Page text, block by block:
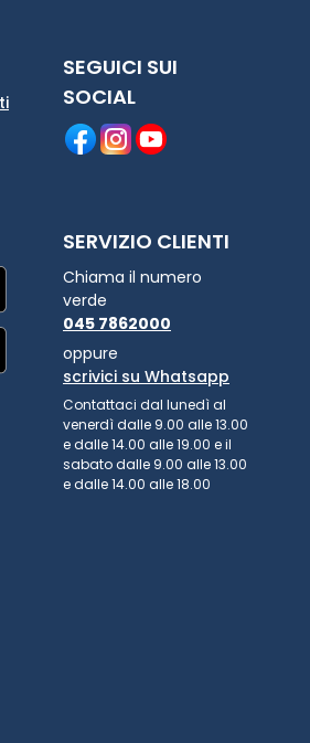
SEGUICI SUI
SOCIAL
SERVIZIO CLIENTI
Chiama il numero
verde
045 7862000
oppure
scrivici su Whatsapp
Contattaci dal lunedì al
venerdì dalle 9.00 alle 13.00
e dalle 14.00 alle 19.00 e il
sabato dalle 9.00 alle 13.00
e dalle 14.00 alle 18.00